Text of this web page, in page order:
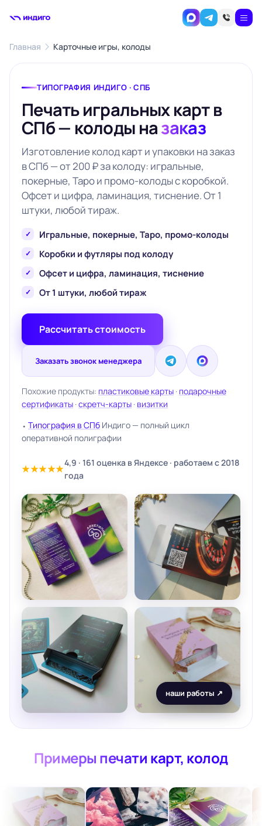
Главная Карточные игры, колоды
ТИПОГРАФИЯ ИНДИГО · СПБ
Печать игральных карт в
СПб — колоды назаказ
Изготовление колод карт и упаковки на заказ
в СПб — от 200 ₽ за колоду: игральные,
покерные, Таро и промо-колоды с коробкой.
Офсет и цифра, ламинация, тиснение. От 1
штуки, любой тираж.
Игральные, покерные, Таро, промо-колоды
Коробки и футляры под колоду
Офсет и цифра, ламинация, тиснение
От 1 штуки, любой тираж
Рассчитать стоимость
Заказать звонок менеджера
Похожие продукты: пластиковые карты · подарочные
сертификаты ·скретч-карты · визитки
⬩ Типография в СПб Индиго — полный цикл
оперативной полиграфии
★★★★★4,9 · 161 оценка в Яндексе · работаем с 2018
года
наши работы ↗
Примеры печати карт, колод